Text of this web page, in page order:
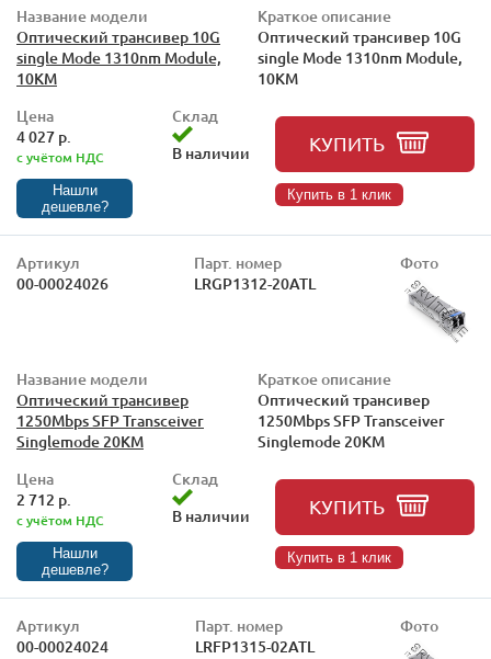
Название модели
Оптический трансивер 10G
single Mode 1310nm Module,
10KM
Краткое описание
Оптический трансивер 10G
single Mode 1310nm Module,
10KM
Цена
4 027 р.
с учётом НДС
Нашли
дешевле?
Склад
В наличии
КУПИТЬ
Купить в 1 клик
Артикул
00-00024026
Парт. номер
LRGP1312-20ATL
Фото
Название модели
Оптический трансивер
1250Mbps SFP Transceiver
Singlemode 20KM
Краткое описание
Оптический трансивер
1250Mbps SFP Transceiver
Singlemode 20KM
Цена
2 712 р.
с учётом НДС
Нашли
дешевле?
Склад
В наличии
КУПИТЬ
Купить в 1 клик
Артикул
00-00024024
Парт. номер
LRFP1315-02ATL
Фото